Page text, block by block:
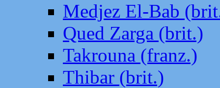
Medjez El-Bab
Qued Zarga (brit.)
Takrouna (franz.)
Thibar (brit.)